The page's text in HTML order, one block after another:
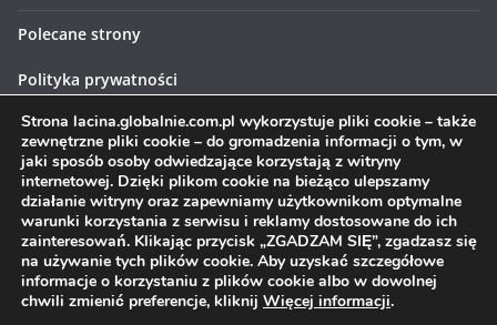
Polecane strony
Polityka prywatności
Polityka cookies
Prawa autorskie © 2026Łacina globalnie. Wszystkie prawa
zastrzeżone.
Motyw:ColorMagstworzony przez ThemeGrill. Wspierane przez
Strona lacina.globalnie.com.pl wykorzystuje pliki cookie – także
zewnętrzne pliki cookie – do gromadzenia informacji o tym, w
jaki sposób osoby odwiedzające korzystają z witryny
internetowej. Dzięki plikom cookie na bieżąco ulepszamy
działanie witryny oraz zapewniamy użytkownikom optymalne
warunki korzystania z serwisu i reklamy dostosowane do ich
zainteresowań. Klikając przycisk „ZGADZAM SIĘ”, zgadzasz się
na używanie tych plików cookie. Aby uzyskać szczegółowe
informacje o korzystaniu z plików cookie albo w dowolnej
chwili zmienić preferencje, kliknij Więcej informacji.